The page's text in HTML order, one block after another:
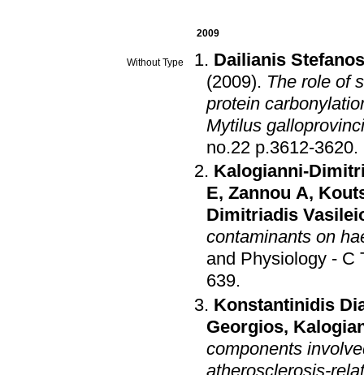
2009
Without Type
Dailianis Stefanos
(2009). The role of
protein
Mytilus
no.22 p.3612-3620.
Kalogianni-
E, Zannou A,
Dimitriadis
contaminants on
and Physiology - C
639.
Konstantinidis
Georgios,
components